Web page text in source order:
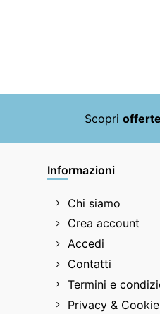
Scopri
Informazioni
Chi siamo
Crea account
Accedi
Contatti
Termini e
Privacy &